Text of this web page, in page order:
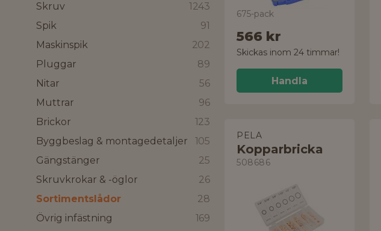
Skruv
1243
Spik
91
Maskinspik
202
Pluggar
89
Nitar
56
Muttrar
96
Brickor
123
Byggbeslag & montagedetaljer
105
Gängstänger
25
Skruvkrokar & -öglor
26
Sortimentslådor
28
Övrig infästning
169
675-pack
566 kr
Skickas inom 24 timmar!
Handla
PELA
Kopparbricka
508686